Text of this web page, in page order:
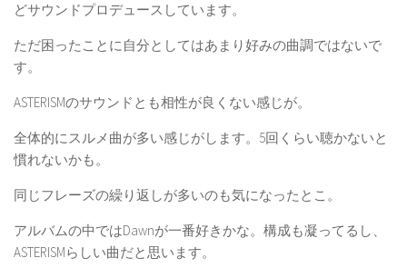
どサウンドプロデュースしています。
ただ困ったことに自分としてはあまり好みの曲調ではないで
す。
ASTERISMのサウンドとも相性が良くない感じが。
全体的にスルメ曲が多い感じがします。5回くらい聴かないと
慣れないかも。
同じフレーズの繰り返しが多いのも気になったとこ。
アルバムの中ではDawnが一番好きかな。構成も凝ってるし、
ASTERISMらしい曲だと思います。